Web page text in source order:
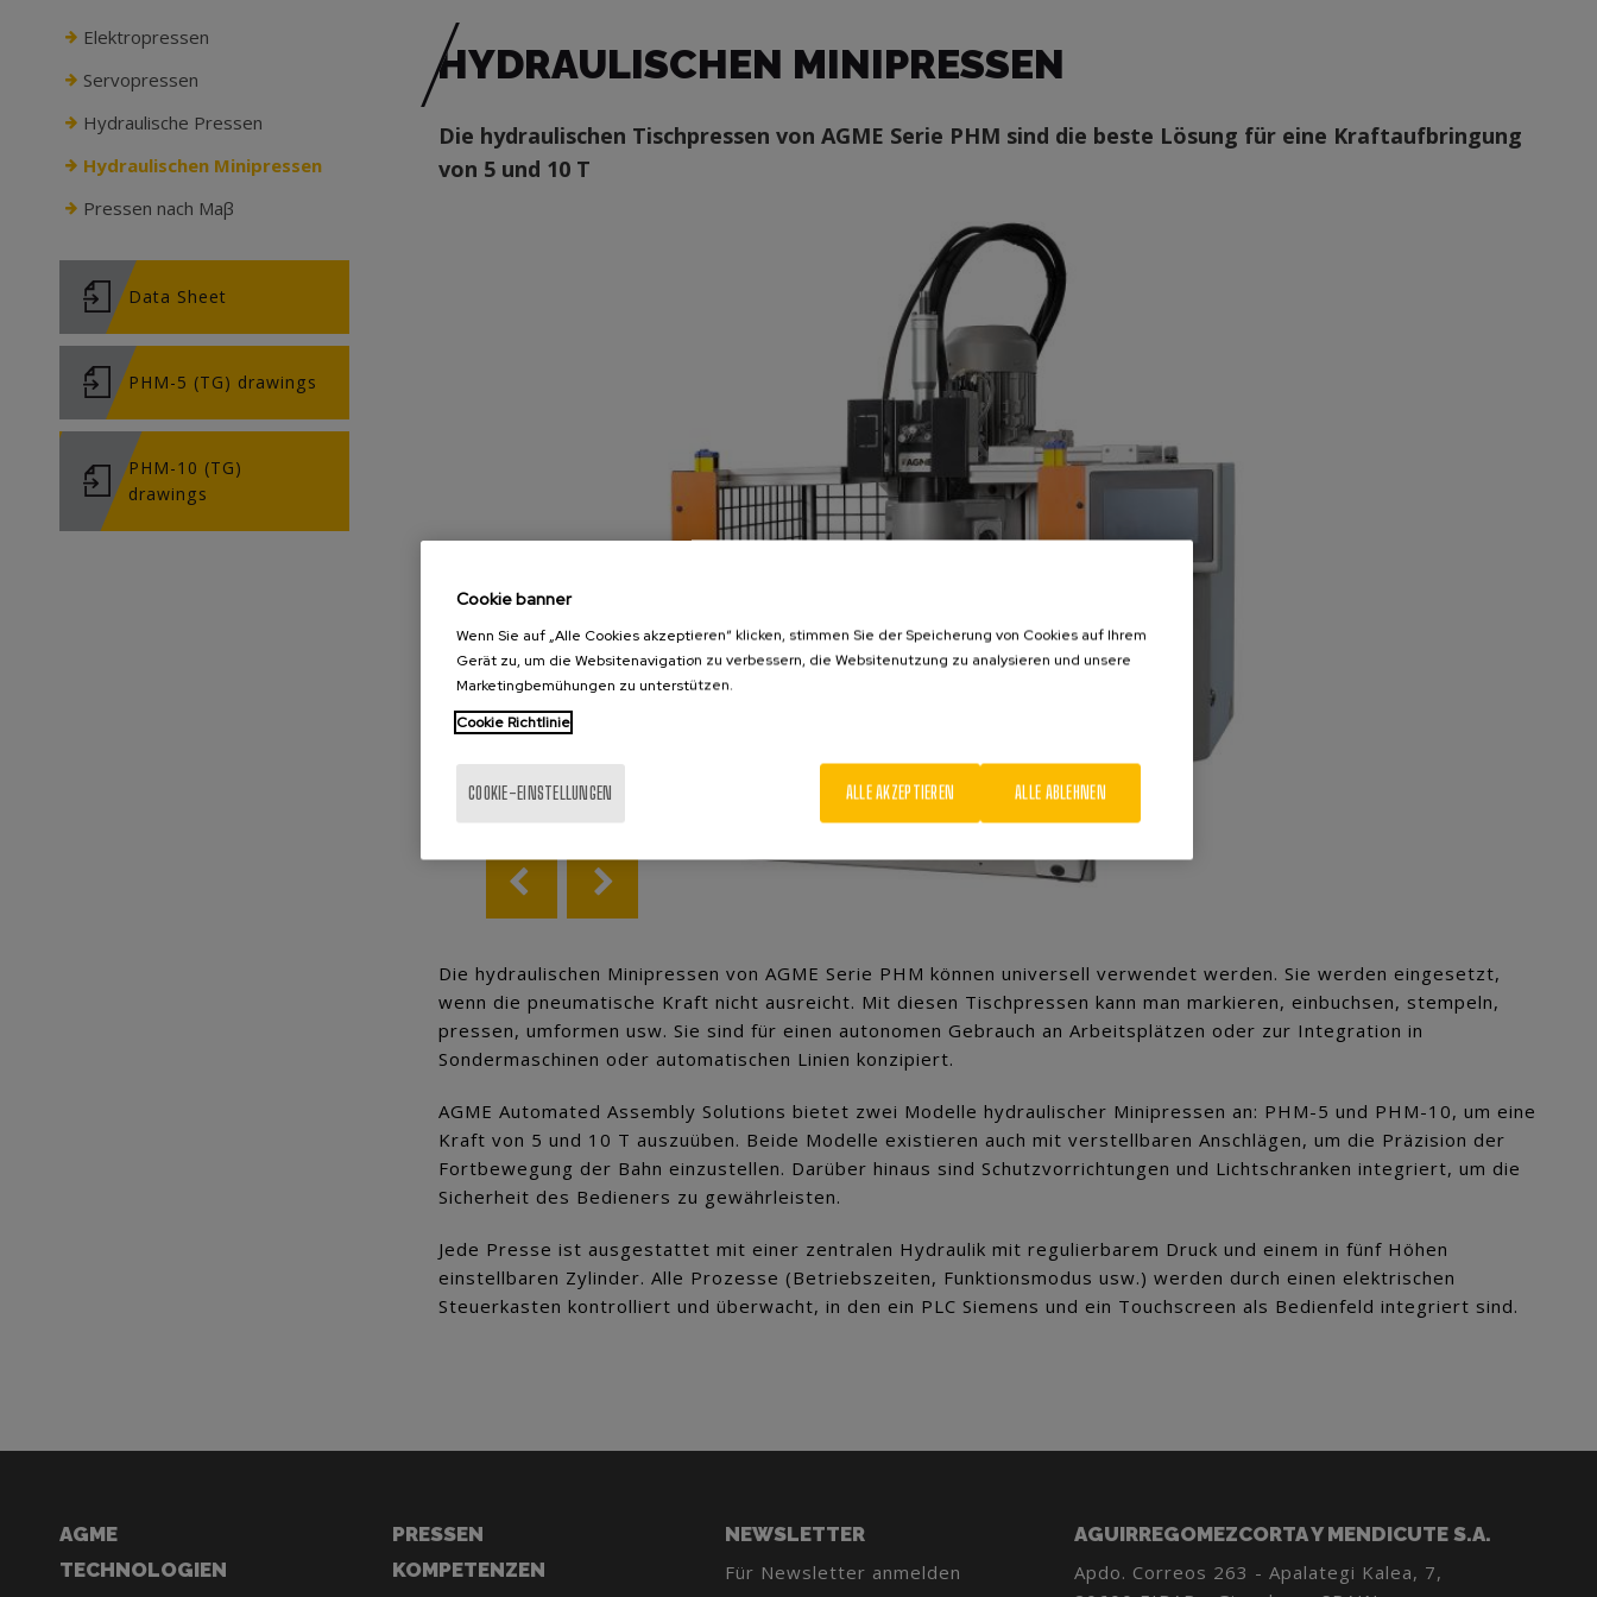
HYDRAULISCHEN MINIPRESSEN
Die hydraulischen Tischpressen von AGME Serie PHM sind die beste Lösung für eine Kraftaufbringung
von 5 und 10 T
Die hydraulischen Minipressen von AGME Serie PHM können universell verwendet werden. Sie werden eingesetzt,
wenn die pneumatische Kraft nicht ausreicht. Mit diesen Tischpressen kann man markieren, einbuchsen, stempeln,
pressen, umformen usw. Sie sind für einen autonomen Gebrauch an Arbeitsplätzen oder zur Integration in
Sondermaschinen oder automatischen Linien konzipiert.
AGME Automated Assembly Solutions bietet zwei Modelle hydraulischer Minipressen an: PHM-5 und PHM-10, um eine
Kraft von 5 und 10 T auszuüben. Beide Modelle existieren auch mit verstellbaren Anschlägen, um die Präzision der
Fortbewegung der Bahn einzustellen. Darüber hinaus sind Schutzvorrichtungen und Lichtschranken integriert, um die
Sicherheit des Bedieners zu gewährleisten.
Jede Presse ist ausgestattet mit einer zentralen Hydraulik mit regulierbarem Druck und einem in fünf Höhen
einstellbaren Zylinder. Alle Prozesse (Betriebszeiten, Funktionsmodus usw.) werden durch einen elektrischen
Steuerkasten kontrolliert und überwacht, in den ein PLC Siemens und ein Touchscreen als Bedienfeld integriert sind.
Elektropressen
Servopressen
Hydraulische Pressen
Hydraulischen Minipressen
Pressen nach Maβ
Data Sheet
PHM-5 (TG) drawings
PHM-10 (TG)
drawings
AGME
TECHNOLOGIEN
PRESSEN
KOMPETENZEN
NEWSLETTER
Für Newsletter anmelden
AGUIRREGOMEZCORTA Y MENDICUTE S.A.
Apdo. Correos 263 - Apalategi Kalea, 7,
Cookie banner
Wenn Sie auf „Alle Cookies akzeptieren“ klicken, stimmen Sie der Speicherung von Cookies auf Ihrem
Gerät zu, um die Websitenavigation zu verbessern, die Websitenutzung zu analysieren und unsere
Marketingbemühungen zu unterstützen.
Cookie Richtlinie
COOKIE-EINSTELLUNGEN ALLE ABLEHNEN
ALLE AKZEPTIEREN